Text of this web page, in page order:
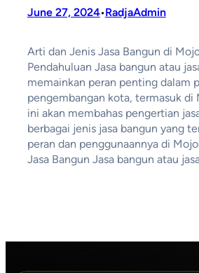
June 27, 2024•RadjaAdmin
Arti dan Jenis Jasa Bangun di
Pendahuluan Jasa bangun atau
memainkan peran penting dalam
pengembangan kota, termasuk di
ini akan membahas pengertian
berbagai jenis jasa bangun yang
peran dan penggunaannya di
Jasa Bangun Jasa bangun atau